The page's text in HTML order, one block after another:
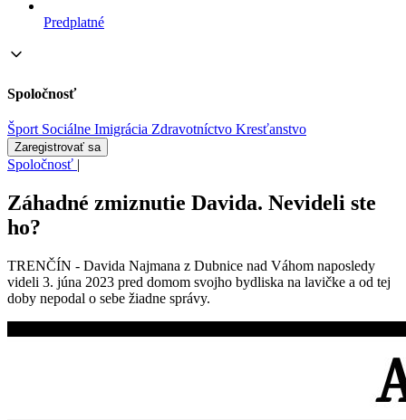
Predplatné
Spoločnosť
Šport Sociálne Imigrácia Zdravotníctvo Kresťanstvo
Zaregistrovať sa
Spoločnosť |
Záhadné zmiznutie Davida. Nevideli ste
ho?
TRENČÍN - Davida Najmana z Dubnice nad Váhom naposledy
videli 3. júna 2023 pred domom svojho bydliska na lavičke a od tej
doby nepodal o sebe žiadne správy.